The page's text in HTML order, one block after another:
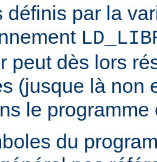
définis par la
peut dès lors
(jusque là non
le programme
du